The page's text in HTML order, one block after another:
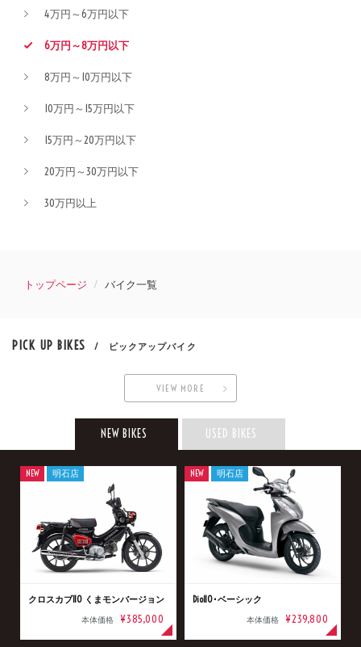
4万円～6万円以下
6万円～8万円以下
8万円～10万円以下
10万円～15万円以下
15万円～20万円以下
20万円～30万円以下
30万円以上
トップページ バイク一覧
PICK UP BIKES / ピックアップバイク
VIEW MORE
NEW BIKES USED BIKES
クロスカブ110 くまモンバージョン
本体価格 ¥385,000
NEW 明石店
Dio110･ベーシック
本体価格 ¥239,800
NEW 明石店